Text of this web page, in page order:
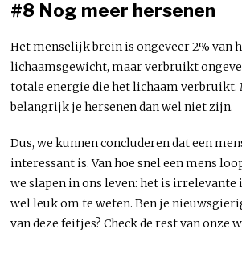
#8 Nog meer hersenen
Het menselijk brein is ongeveer 2% van
lichaamsgewicht, maar verbruikt
totale energie die het lichaam verbruikt.
belangrijk je hersenen dan wel niet zijn.
Dus, we kunnen concluderen dat een
interessant is. Van hoe snel een mens
we slapen in ons leven: het is
wel leuk om te weten. Ben je
van deze feitjes? Check de rest van onze